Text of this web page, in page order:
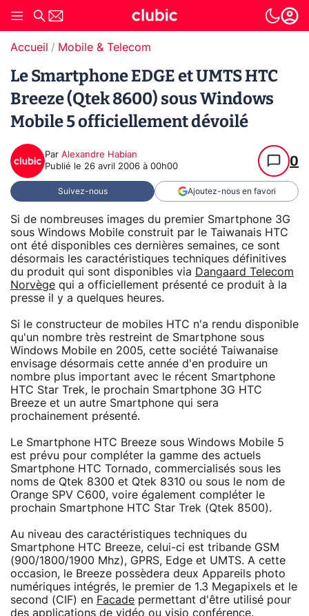
Accueil Mobile & Telecom
Le Smartphone EDGE et UMTS HTC
Breeze (Qtek 8600) sous Windows
Mobile 5 officiellement dévoilé
Par Alexandre Habian
Publié le 26 avril 2006 à 00h00 0
Suivez-nous Ajoutez-nous en favori
Si de nombreuses images du premier Smartphone 3G
sous Windows Mobile construit par le Taiwanais HTC
ont été disponibles ces dernières semaines, ce sont
désormais les caractéristiques techniques définitives
du produit qui sont disponibles via Dangaard Telecom
Norvège qui a officiellement présenté ce produit à la
presse il y a quelques heures.
Si le constructeur de mobiles HTC n'a rendu disponible
qu'un nombre très restreint de Smartphone sous
Windows Mobile en 2005, cette société Taiwanaise
envisage désormais cette année d'en produire un
nombre plus important avec le récent Smartphone
HTC Star Trek, le prochain Smartphone 3G HTC
Breeze et un autre Smartphone qui sera
prochainement présenté.
Le Smartphone HTC Breeze sous Windows Mobile 5
est prévu pour compléter la gamme des actuels
Smartphone HTC Tornado, commercialisés sous les
noms de Qtek 8300 et Qtek 8310 ou sous le nom de
Orange SPV C600, voire également compléter le
prochain Smartphone HTC Star Trek (Qtek 8500).
Au niveau des caractéristiques techniques du
Smartphone HTC Breeze, celui-ci est tribande GSM
(900/1800/1900 Mhz), GPRS, Edge et UMTS. A cette
occasion, le Breeze possèdera deux Appareils photo
numériques intégrés, le premier de 1.3 Megapixels et le
second (CIF) en Facade permettant d'être utilisé pour
des applications de vidéo ou visio conférence.